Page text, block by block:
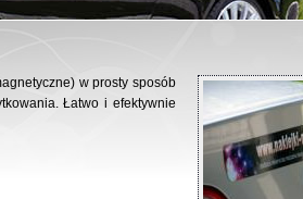
w prosty sposób
Łatwo i efektywnie